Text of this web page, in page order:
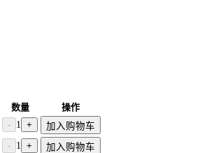
数量
操作
- 1 +
加入购物车
- 1 +
加入购物车